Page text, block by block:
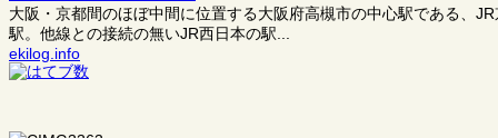
大阪・京都間のほぼ中間に位置する大阪府高槻市の中心駅である、
駅。他線との接続の無いJR西日本の駅...
ekilog.info